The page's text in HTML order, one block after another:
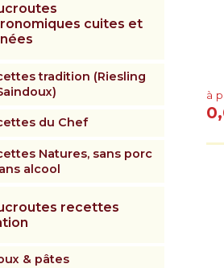
à
cuites et
tradition (Riesling
du Chef
Natures, sans porc
alcool
recettes
& pâtes